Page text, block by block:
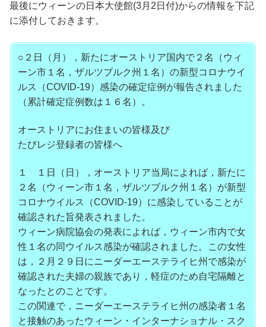
最後にウィーンの日本大使館(3月2日付)からの情報を下記
に添付しておきます。
○２日（月），新たにオーストリア国内で２名（ウィ
ーン市１名， ザルツブルク州１名）の新型コロナウイ
ルス（COVID-19） 感染の確定症例が報告されました
（累計確定症例数は１６名）。
オーストリアにお住まいの皆様及び
たびレジ登録者の皆様へ
１ １日（日），オーストリア当局によれば，新たに
２名（ウィーン市 １名，ザルツブルク州１名）が新型
コロナウイルス（COVID-19）に感染していることが
確認された旨発表されました。
ウィーン病院協会の発表によれば，ウィーン市内で女
性１名の同ウイルス感染が確認されました。この女性
は，２月２９日にニーダーエーステライヒ州で感染が
確認された夫婦の親族であり， 軽症のため自宅隔離と
なったとのことです。
この関連で，ニーダーエーステライヒ州の感染者１名
と接触のあったウィーン・インターナショナル・ スク